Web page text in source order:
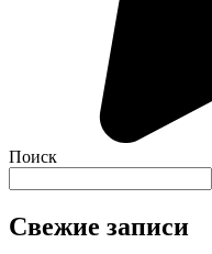
Поиск
Свежие записи